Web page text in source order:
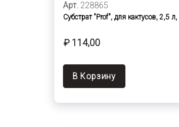
Арт. 228865
Субстрат "Prof", для кактусов, 2,5
₽ 114,00
В Корзину